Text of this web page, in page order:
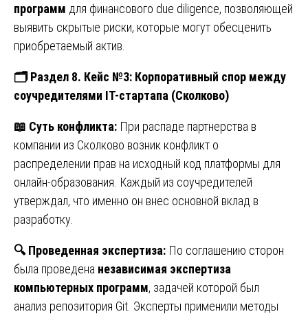
программ для финансового due diligence, позволяющей
выявить скрытые риски, которые могут обесценить
приобретаемый актив.
🗂️ Раздел 8. Кейс №3: Корпоративный спор между
соучредителями IT-стартапа (Сколково)
📖 Суть конфликта: При распаде партнерства в
компании из Сколково возник конфликт о
распределении прав на исходный код платформы для
онлайн-образования. Каждый из соучредителей
утверждал, что именно он внес основной вклад в
разработку.
🔍Проведенная экспертиза: По соглашению сторон
была проведена независимая экспертиза
компьютерных программ, задачей которой был
анализ репозитория Git. Эксперты применили методы